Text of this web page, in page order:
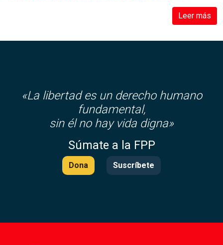
Leer más
«La libertad es un derecho humano
fundamental,
sin él no hay vida digna»
Súmate a la FPP
Dona Suscríbete